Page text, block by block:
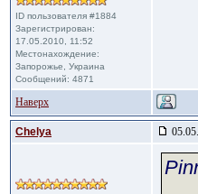
ID пользователя #1884
Зарегистрирован:
17.05.2010, 11:52
Местонахождение:
Запорожье, Украина
Сообщений: 4871
Наверх
Сhelya